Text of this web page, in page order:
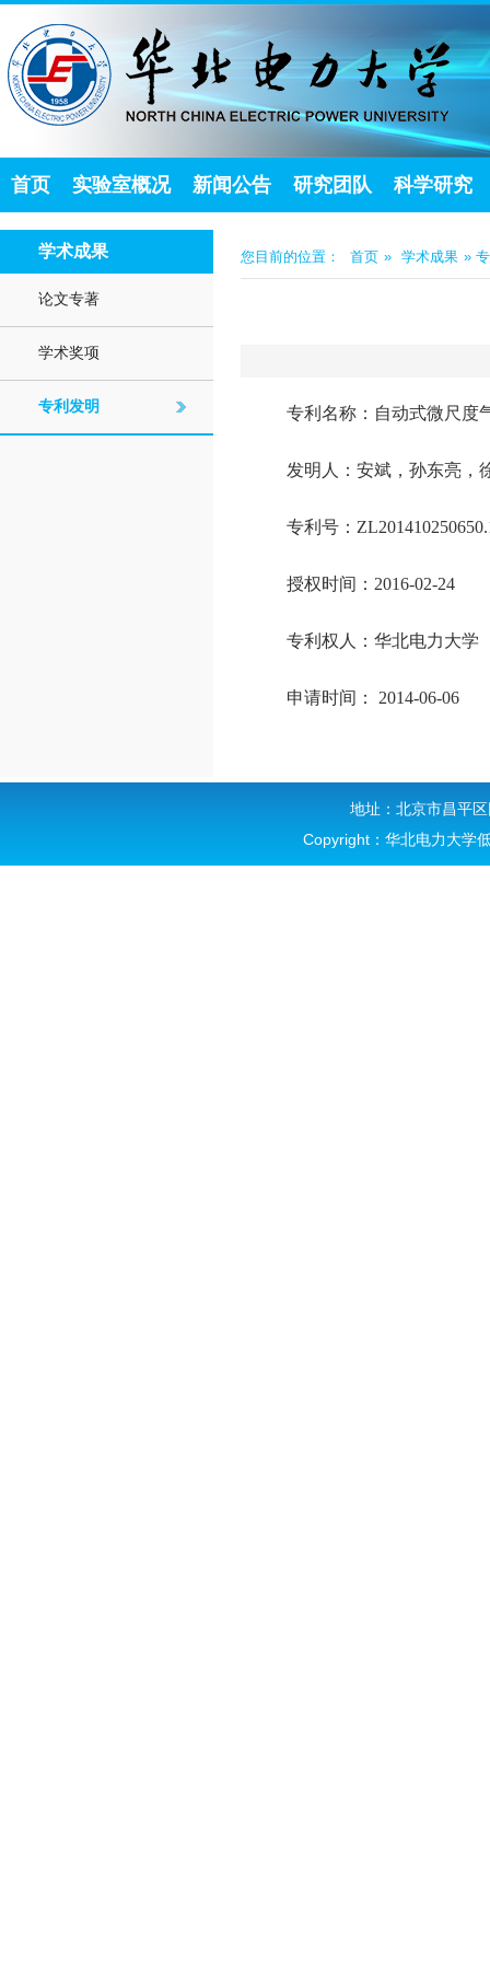
首页 实验室概况 新闻公告 研究团队 科学研究
学术成果
论文专著
学术奖项
专利发明
您目前的位置： 首页 » 学术成果 »
专利名称：自动式微尺度
发明人：安斌，孙东亮，
专利号：
授权时间：2016-02-24
专利权人：华北电力大学
申请时间： 2014-06-06
地址：北京市昌平
Copyright：华北电力大学